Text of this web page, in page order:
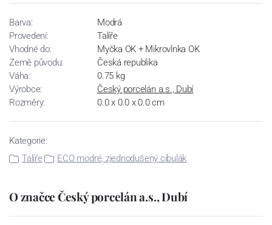
Barva:
Modrá
Provedení:
Talíře
Vhodné do:
Myčka OK + Mikrovlnka OK
Země původu:
Česká republika
Váha:
0.75 kg
Výrobce:
Český porcelán a.s., Dubí
Rozměry:
0.0 x 0.0 x 0.0 cm
Kategorie:
Talíře
ECO modré, zjednodušený cibulák
O značce Český porcelán a.s., Dubí